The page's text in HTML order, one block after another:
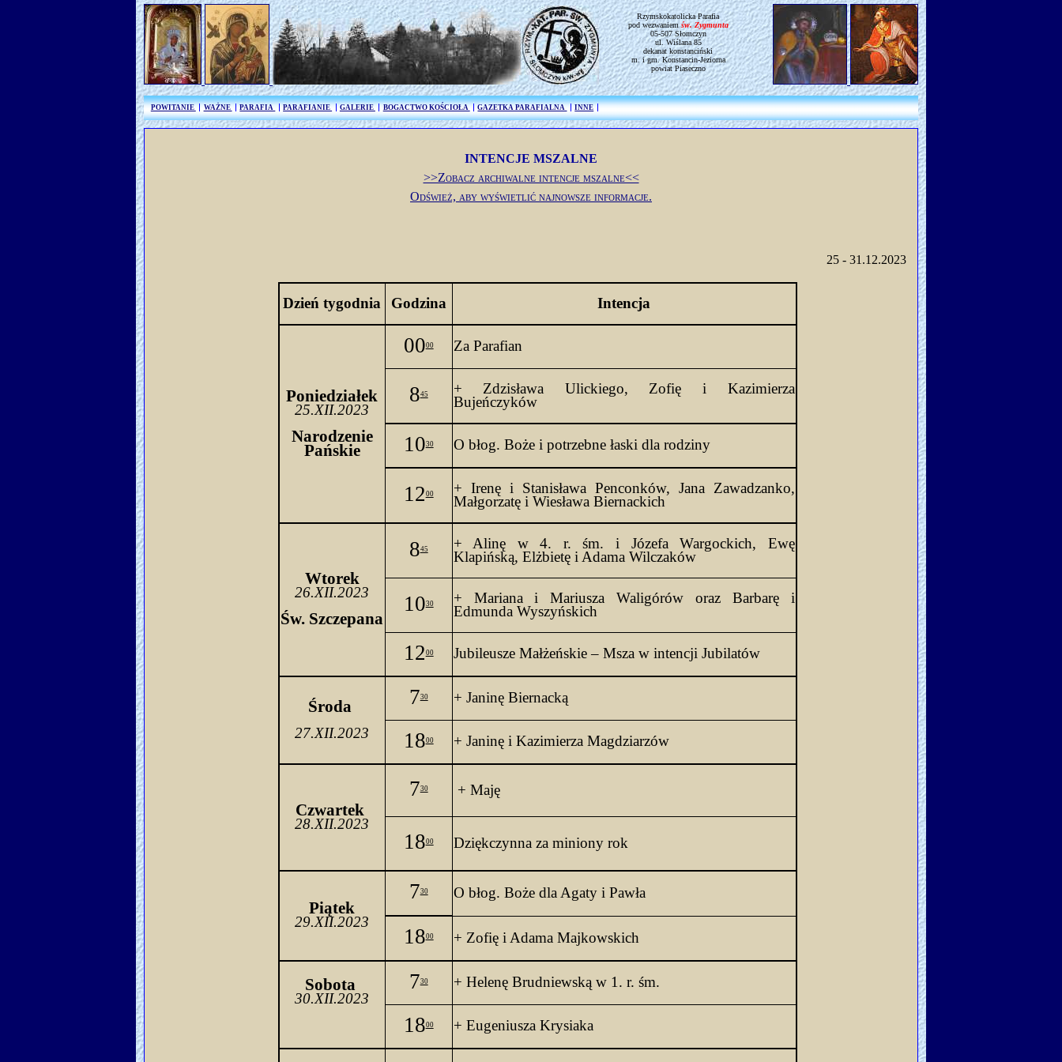
Rzymskokatolicka Parafia
pod wezwaniemśw. Zygmunta
05-507 Słomczyn
ul. Wiślana 85
dekanat konstanciński
m. i gm. Konstancin-Jeziorna
powiat Piaseczno
POWITANIE WAŻNE PARAFIA PARAFIANIE GALERIE BOGACTWO KOŚCIOŁA GAZETKA PARAFIALNA INNE
INTENCJE MSZALNE
>>Zobacz archiwalne intencje mszalne<<
Odśwież, aby wyświetlić najnowsze informacje.
25 - 31.12.2023
Dzień tygodnia Godzina Intencja
Poniedziałek
25.XII.2023
Narodzenie
Pańskie
0000 Za Parafian
845
Bujeńczyków
1030 O błog. Boże i potrzebne łaski dla rodziny
1200 + Irenę i Stanisława Penconków, Jana Zawadzanko,
Małgorzatę i Wiesława Biernackich
Wtorek
26.XII.2023
Św. Szczepana
845 + Alinę w 4. r. śm. i Józefa Wargockich
, Ewę
Klapińską, Elżbietę i Adama Wilczaków
1030
+ Mariana i Mariusza Waligórów oraz Barbarę i
Edmunda Wyszyńskich
1200 Jubileusze Małżeńskie – Msza w intencji Jubilatów
Środa
27.XII.2023
730 + Janinę Biernacką
1800 + Janinę i Kazimierza Magdziarzów
Czwartek
28.XII.2023
730 + Maję
1800 Dziękczynna za miniony rok
Piątek
29.XII.2023
730 O błog. Boże dla Agaty i Pawła
1800 + Zofię i Adama Majkowskich
Sobota
30.XII.2023
730 + Helenę Brudniewską w 1. r. śm.
1800 + Eugeniusza Krysiaka